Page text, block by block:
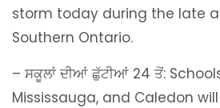
storm today during the late
Southern Ontario.
– ਸਕੂਲਾਂ ਦੀਆਂ ਛੁੱਟੀਆਂ 24 ਤੋਂ:
Mississauga, and Caledon